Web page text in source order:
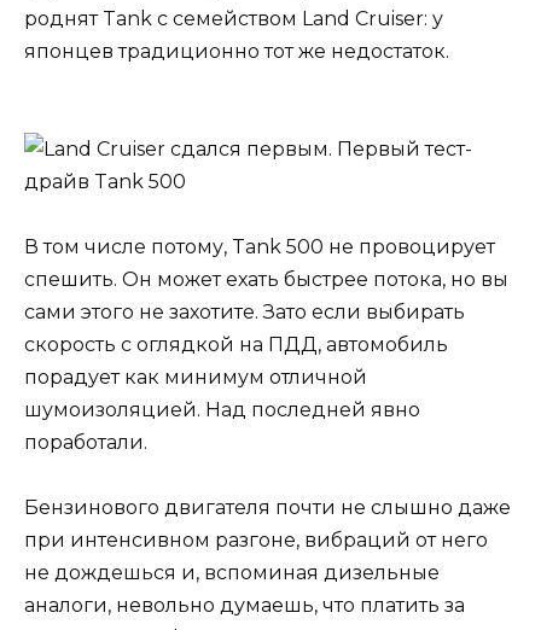
роднят Tank с семейством Land Cruiser: у
японцев традиционно тот же недостаток.
В том числе потому, Tank 500 не провоцирует
спешить. Он может ехать быстрее потока, но вы
сами этого не захотите. Зато если выбирать
скорость с оглядкой на ПДД, автомобиль
порадует как минимум отличной
шумоизоляцией. Над последней явно
поработали.
Бензинового двигателя почти не слышно даже
при интенсивном разгоне, вибраций от него
не дождешься и, вспоминая дизельные
аналоги, невольно думаешь, что платить за